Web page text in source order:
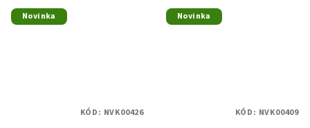
Novinka
KÓD: NVK00426
Novinka
KÓD: NVK00409